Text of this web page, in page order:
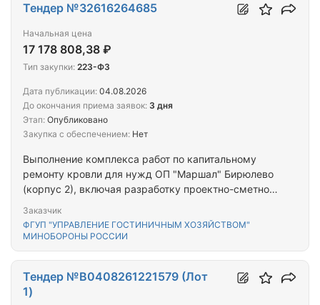
Выполнение комплекса работ по капитальному
ремонту кровли для нужд ОП "Маршал" Бирюлево
(корпус 2), включая разработку проектно-сметной
Заказчик
ФГУП "УПРАВЛЕНИЕ ГОСТИНИЧНЫМ ХОЗЯЙСТВОМ"
МИНОБОРОНЫ РОССИИ
Тендер №32616264685
Начальная цена
17 178 808,38 ₽
Тип закупки: 223-ФЗ
Дата публикации: 04.08.2026
До окончания приема заявок: 3 дня
Этап: Опубликовано
Закупка с обеспечением: Нет
Тендер №B0408261221579 (Лот
1)